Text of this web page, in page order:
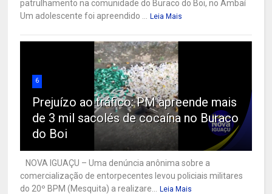
patrulhamento na comunidade do Buraco do Boi, no Ambaí
Um adolescente foi apreendido ...
Leia Mais
6
Prejuízo ao tráfico: PM apreende mais
de 3 mil sacolés de cocaína no Buraco
do Boi
NOVA IGUAÇU – Uma denúncia anônima sobre a
comercialização de entorpecentes levou policiais militares
do 20º BPM (Mesquita) a realizare...
Leia Mais